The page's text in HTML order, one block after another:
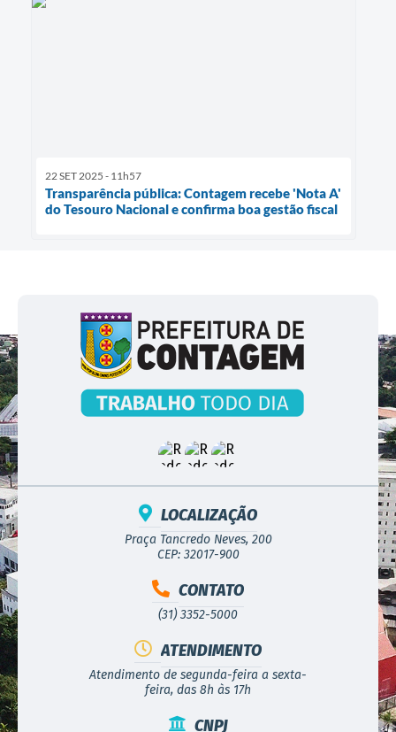
22 SET 2025 - 11h57
Transparência pública: Contagem recebe 'Nota A'
do Tesouro Nacional e confirma boa gestão fiscal
LOCALIZAÇÃO
Praça Tancredo Neves, 200
CEP: 32017-900
CONTATO
(31) 3352-5000
ATENDIMENTO
Atendimento de segunda-feira a sexta-
feira, das 8h às 17h
CNPJ